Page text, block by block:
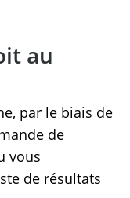
au
par le biais de
de
vous
de résultats